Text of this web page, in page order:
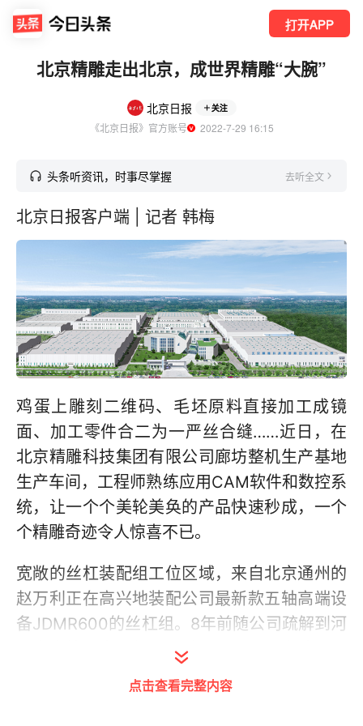
打开APP
北京精雕走出北京，成世界精雕“大腕”
北京日报 关注
《北京日报》官方账号
  2022-7-29 16:15
头条听资讯，时事尽掌握 去听全文
北京日报客户端 | 记者 韩梅
鸡蛋上雕刻二维码、毛坯原料直接加工成镜
面、加工零件合二为一严丝合缝……近日，在
北京精雕科技集团有限公司廊坊整机生产基地
生产车间，工程师熟练应用CAM软件和数控系
统，让一个个美轮美奂的产品快速秒成，一个
个精雕奇迹令人惊喜不已。
宽敞的丝杠装配组工位区域，来自北京通州的
赵万利正在高兴地装配公司最新款五轴高端设
备JDMR600的丝杠组。8年前随公司疏解到河
北省廊坊以来，他已从普通工人升级为技工，
公司也从名不见经传的小厂发展成为世界精雕
点击查看完整内容